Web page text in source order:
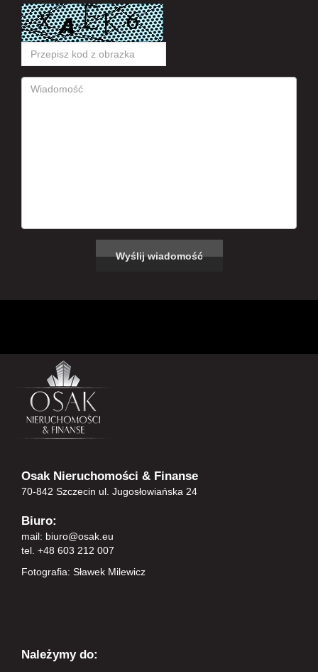
Osak Nieruchomości & Finanse
70-842 Szczecin ul. Jugosłowiańska 24
Biuro:
mail: biuro@osak.eu
tel. +48 603 212 007
Fotografia: Sławek Milewicz
Należymy do: